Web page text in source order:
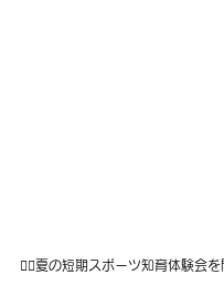
🤸‍♀️夏の短期スポーツ知育体験会を